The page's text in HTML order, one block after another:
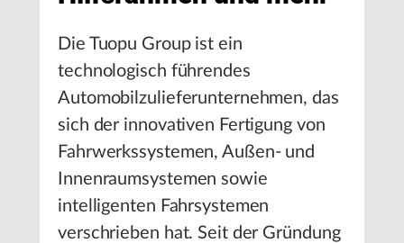
Die Tuopu Group ist ein
technologisch führendes
Automobilzulieferunternehmen, das
sich der innovativen Fertigung von
Fahrwerkssystemen, Außen- und
Innenraumsystemen sowie
intelligenten Fahrsystemen
verschrieben hat. Seit der Gründung